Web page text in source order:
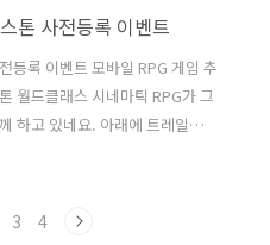
톤 사전등록 이벤트
등록 이벤트 모바일 RPG 게임 추
월드클래스 시네마틱 RPG가 그
하고 있네요. 아래에 트레일러
영사을 한번 봤었는데 그래픽
이건 캡처본일 뿐이고 실제로
3 4